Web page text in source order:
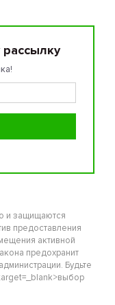
и защищаются
предоставления
активной
предохранит
Будьте